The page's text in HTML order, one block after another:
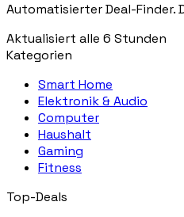
Automatisierter Deal-Finder.
Aktualisiert alle 6 Stunden
Kategorien
Smart Home
Elektronik & Audio
Computer
Haushalt
Gaming
Fitness
Top-Deals